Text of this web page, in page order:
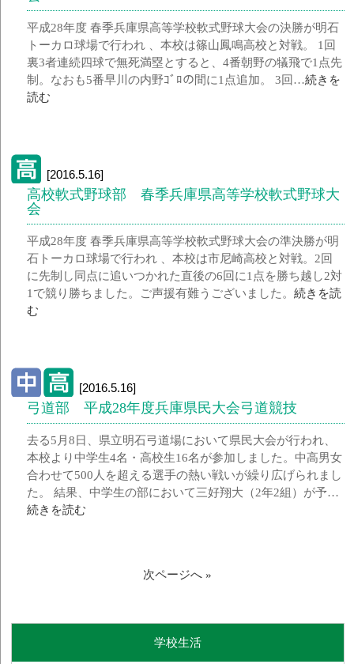
平成28年度 春季兵庫県高等学校軟式野球大会の決勝が明石
トーカロ球場で行われ 、本校は篠山鳳鳴高校と対戦。 1回
裏3者連続四球で無死満塁とすると、4番朝野の犠飛で1点先
制。なおも5番早川の内野ｺﾞﾛの間に1点追加。 3回…続きを
読む
[2016.5.16]
高校軟式野球部 春季兵庫県高等学校軟式野球大
会
平成28年度 春季兵庫県高等学校軟式野球大会の準決勝が明
石トーカロ球場で行われ 、本校は市尼崎高校と対戦。2回
に先制し同点に追いつかれた直後の6回に1点を勝ち越し2対
1で競り勝ちました。ご声援有難うございました。続きを読
む
[2016.5.16]
弓道部 平成28年度兵庫県民大会弓道競技
去る5月8日、県立明石弓道場において県民大会が行われ、
本校より中学生4名・高校生16名が参加しました。中高男女
合わせて500人を超える選手の熱い戦いが繰り広げられまし
た。 結果、中学生の部において三好翔大（2年2組）が予…
続きを読む
次ページへ »
学校生活